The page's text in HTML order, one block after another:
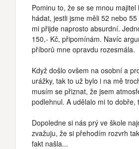
Pominu to, že se se mnou majitel
hádat, jestli jsme měli 52 nebo
mi přijde naprosto absurdní.
150,- Kč, připomínám. Navíc
příborů mne opravdu rozesmála.
Když došlo ovšem na osobní a
urážky, tak to už bylo i na mě
musím se přiznat, že jsem
podlehnul. A udělalo mi to dobře,
Dopoledne si nás prý ve škole
zvažuju, že si přehodím rozvrh
fakt našla...